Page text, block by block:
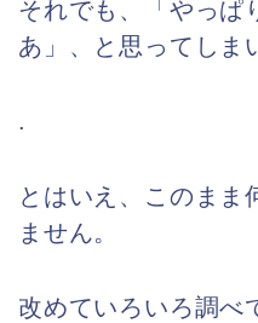
それでも、「やっぱ
あ」、と思ってしま
.
とはいえ、このまま
ません。
改めていろいろ調べ